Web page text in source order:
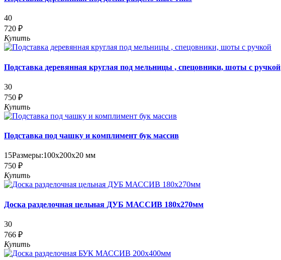
40
720 ₽
Купить
Подставка деревянная круглая под мельницы , спецовники, шоты с ручкой
30
750 ₽
Купить
Подставка под чашку и комплимент бук массив
15Размеры:100х200х20 мм
750 ₽
Купить
Доска разделочная цельная ДУБ МАССИВ 180х270мм
30
766 ₽
Купить